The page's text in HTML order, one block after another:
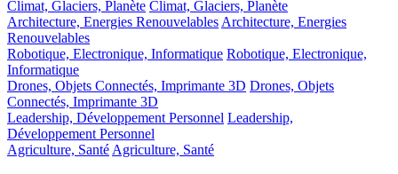
Climat, Glaciers, Planète Climat, Glaciers, Planète
Architecture, Energies Renouvelables Architecture, Energies
Renouvelables
Robotique, Electronique, Informatique Robotique, Electronique,
Informatique
Drones, Objets Connectés, Imprimante 3D Drones, Objets
Connectés, Imprimante 3D
Leadership, Développement Personnel Leadership,
Développement Personnel
Agriculture, Santé Agriculture, Santé